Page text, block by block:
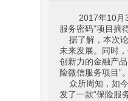
2017年10月30
服务密码”项目摘
据了解，本次论
未来发展。同时
创新力的金融产
险微信服务项目”。
众所周知，如今
发了一款“保险服